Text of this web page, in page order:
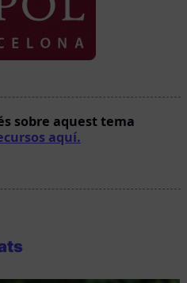
sobre aquest tema
aquí.